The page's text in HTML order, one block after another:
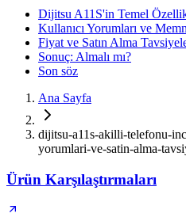
Dijitsu A11S'in Temel
Kullanıcı Yorumları ve
Fiyat ve Satın Alma
Sonuç: Almalı mı?
Son söz
Ana Sayfa
dijitsu-a11s-akilli-telefonu-
yorumlari-ve-satin-alma-
Ürün Karşılaştırmaları